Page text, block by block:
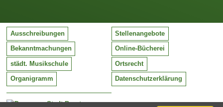
Stadt Barntrup
Ausschreibungen Stellenangebote
Bekanntmachungen Online-Bücherei
städt. Musikschule Ortsrecht
Organigramm Datenschutzerklärung